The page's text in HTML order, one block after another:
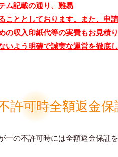
ム記載の通り、難易
こととしております。また、申
の収入印紙代等の実費もお見積
よう明確で誠実な運営を徹底し
許可時全額返金保
一の不許可時には全額返金保証